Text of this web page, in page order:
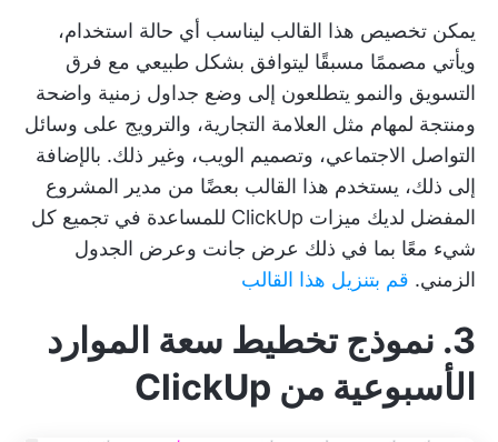
يمكن تخصيص هذا القالب ليناسب أي حالة استخدام،
ويأتي مصممًا مسبقًا ليتوافق بشكل طبيعي مع فرق
التسويق والنمو يتطلعون إلى وضع جداول زمنية واضحة
ومنتجة لمهام مثل العلامة التجارية، والترويج على وسائل
التواصل الاجتماعي، وتصميم الويب، وغير ذلك. بالإضافة
إلى ذلك، يستخدم هذا القالب بعضًا من مدير المشروع
المفضل لديك ميزات ClickUp
للمساعدة في تجميع كل
شيء معًا بما في ذلك عرض جانت وعرض الجدول
الزمني. قم بتنزيل هذا القالب
3. نموذج تخطيط سعة الموارد
الأسبوعية من ClickUp